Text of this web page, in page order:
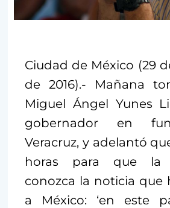
Ciudad de México (29
de 2016).- Mañana
Miguel Ángel Yunes
gobernador en
Veracruz, y adelantó
horas para que la
conozca la noticia que
a México: ‘en este